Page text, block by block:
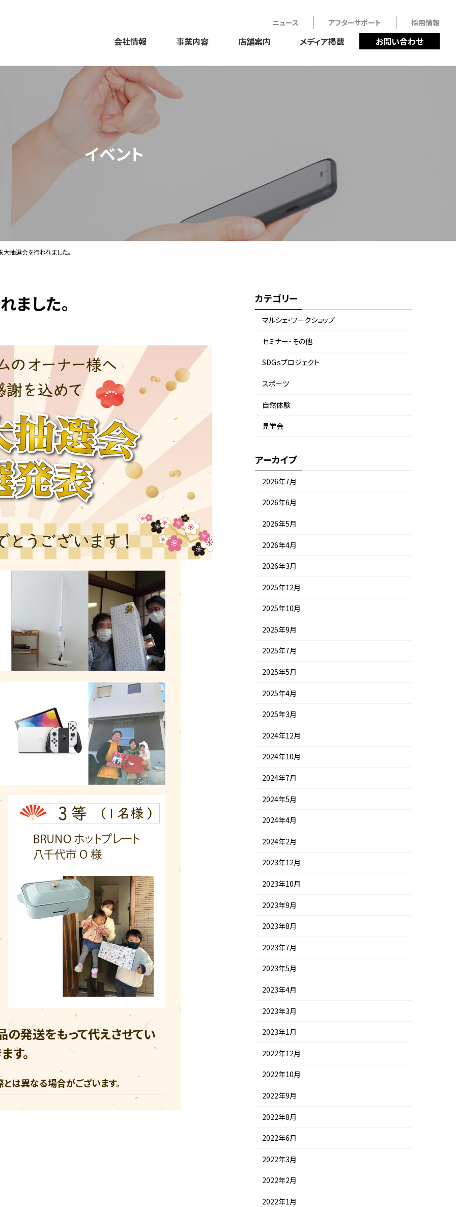
ニュース アフターサポート 採用情報
会社情報 事業内容 店舗案内 メディア掲載 お問い合わせ
イベント
抽選会を行われました。
ました。
発送をもって代えさせてい
す。
は異なる場合がございます。
カテゴリー
マルシェ・ワークショップ
セミナー・その他
SDGｓプロジェクト
スポーツ
自然体験
見学会
アーカイブ
2026年7月
2026年6月
2026年5月
2026年4月
2026年3月
2025年12月
2025年10月
2025年9月
2025年7月
2025年5月
2025年4月
2025年3月
2024年12月
2024年10月
2024年7月
2024年5月
2024年4月
2024年2月
2023年12月
2023年10月
2023年9月
2023年8月
2023年7月
2023年5月
2023年4月
2023年3月
2023年1月
2022年12月
2022年10月
2022年9月
2022年8月
2022年6月
2022年3月
2022年2月
2022年1月